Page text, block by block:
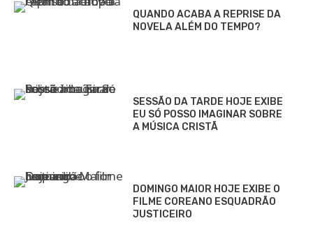
QUANDO ACABA A REPRISE DA
NOVELA ALÉM DO TEMPO?
SESSÃO DA TARDE HOJE EXIBE
EU SÓ POSSO IMAGINAR SOBRE
A MÚSICA CRISTÃ
DOMINGO MAIOR HOJE EXIBE O
FILME COREANO ESQUADRÃO
JUSTICEIRO